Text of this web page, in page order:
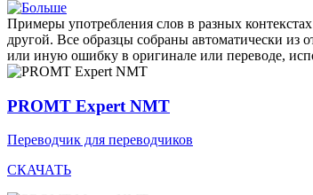
Примеры употребления слов в разных
другой. Все образцы собраны автоматически
или иную ошибку в оригинале или переводе,
PROMT Expert NMT
Переводчик для переводчиков
СКАЧАТЬ